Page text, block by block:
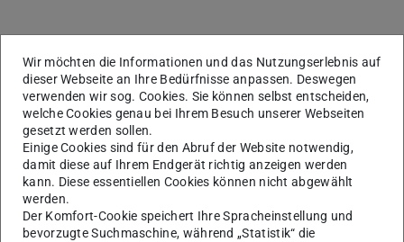
Wir möchten die Informationen und das Nutzungserlebnis auf
dieser Webseite an Ihre Bedürfnisse anpassen. Deswegen
verwenden wir sog. Cookies. Sie können selbst entscheiden,
welche Cookies genau bei Ihrem Besuch unserer Webseiten
gesetzt werden sollen.
Einige Cookies sind für den Abruf der Website notwendig,
damit diese auf Ihrem Endgerät richtig anzeigen werden
kann. Diese essentiellen Cookies können nicht abgewählt
werden.
Der Komfort-Cookie speichert Ihre Spracheinstellung und
bevorzugte Suchmaschine, während „Statistik“ die